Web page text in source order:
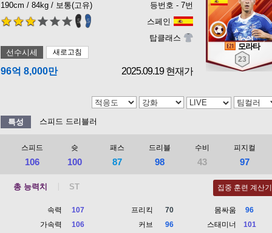
190cm / 84kg / 보통(고유)
등번호 - 7번
5 5
스페인
탑클래스
선수시세
새로고침
96억 8,000만 2025.09.19 현재가
모라타
23
특성 스피드 드리블러
스피드
106
슛
100
패스
87
드리블
98
수비
43
피지컬
97
총 능력치 집중 훈련 계산기
속력
107
가속력
106
프리킥
70
커브
96
몸싸움
96
스태미너
101